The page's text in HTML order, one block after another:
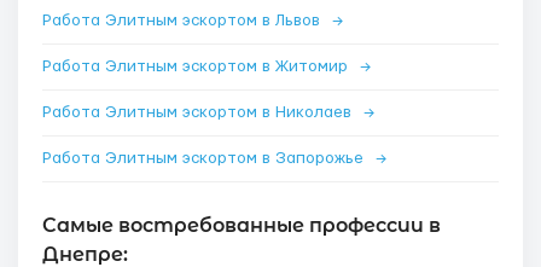
Работа Элитным эскортом в Львов →
Работа Элитным эскортом в Житомир →
Работа Элитным эскортом в Николаев →
Работа Элитным эскортом в Запорожье →
Самые востребованные профессии в
Днепре: